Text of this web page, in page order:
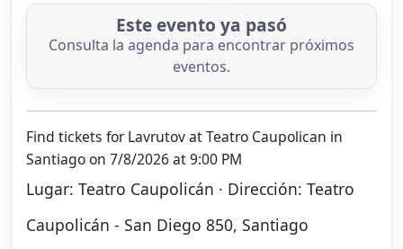
Este evento ya pasó
Consulta la agenda para encontrar próximos
eventos.
Find tickets for Lavrutov at Teatro Caupolican in
Santiago on 7/8/2026 at 9:00 PM
Lugar: Teatro Caupolicán · Dirección: Teatro
Caupolicán - San Diego 850, Santiago